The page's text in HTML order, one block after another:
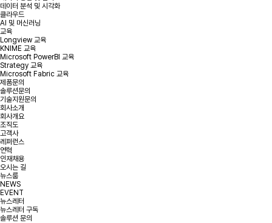
데이터 분석 및 시각화
클라우드
AI 및 머신러닝
교육
Longview 교육
KNIME 교육
Microsoft PowerBI 교육
Strategy 교육
Microsoft Fabric 교육
제품문의
솔루션문의
기술지원문의
회사소개
회사개요
조직도
고객사
레퍼런스
연혁
인재채용
오시는 길
뉴스룸
NEWS
EVENT
뉴스레터
뉴스레터 구독
솔루션 문의